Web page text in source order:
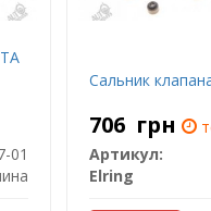
01
Сальник
706 грн
Артикул:
Elring